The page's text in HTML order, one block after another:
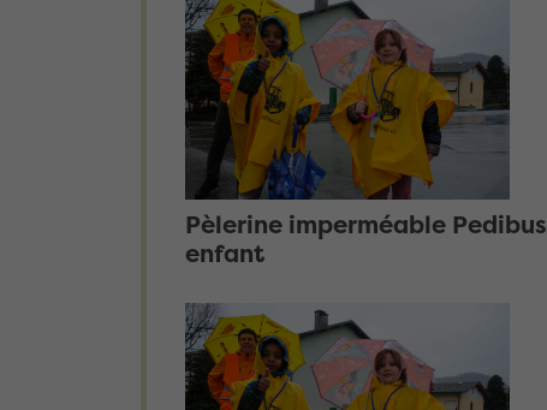
Pèlerine imperméable Pedibus
enfant